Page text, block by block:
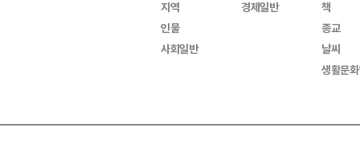
지역
인물
사회일반
경제일반
책
종교
날씨
생활문